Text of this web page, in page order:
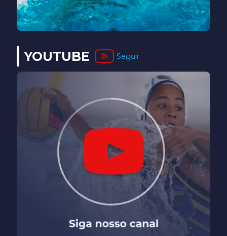
YOUTUBE Seguir